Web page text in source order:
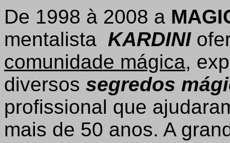
De 1998 à 2008 a
mentalista KARDINI
comunidade mágica,
diversos segredos
profissional que
mais de 50 anos. A